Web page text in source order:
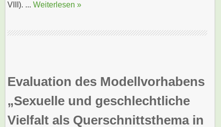
VIII). ...Weiterlesen »
Evaluation des Modellvorhabens
„Sexuelle und geschlechtliche
Vielfalt als Querschnittsthema in